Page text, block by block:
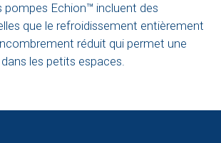
pompes Echion™ incluent des
que le refroidissement entièrement
réduit qui permet une
les petits espaces.